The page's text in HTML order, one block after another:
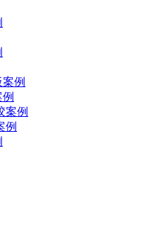
例